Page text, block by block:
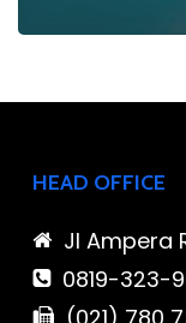
HEAD OFFICE
Jl Ampera
0819-323-